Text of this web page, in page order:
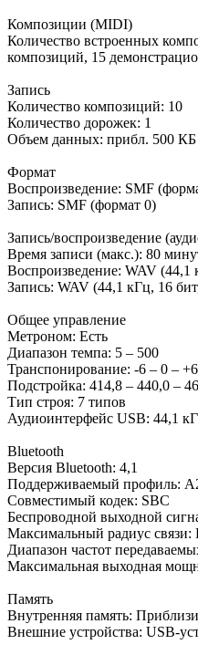
Композиции (MIDI)
Количество встроенных
композиций, 15
Запись
Количество композиций: 10
Количество дорожек: 1
Объем данных: прибл. 500
Формат
Воспроизведение: SMF
Запись: SMF (формат 0)
Запись/воспроизведение
Время записи (макс.): 80
Воспроизведение: WAV (44,1
Запись: WAV (44,1 кГц, 16
Общее управление
Метроном: Есть
Диапазон темпа: 5 – 500
Транспонирование: -6 – 0 – +6
Подстройка: 414,8 – 440,0 –
Тип строя: 7 типов
Аудиоинтерфейс USB: 44,1
Bluetooth
Версия Bluetooth: 4,1
Поддерживаемый профиль:
Совместимый кодек: SBC
Беспроводной выходной
Максимальный радиус
Диапазон частот
Максимальная выходная
Память
Внутренняя память:
Внешние устройства: USB-